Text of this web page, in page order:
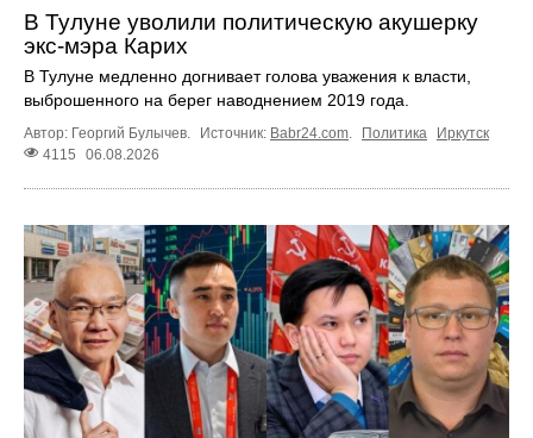
В Тулуне уволили политическую акушерку
экс-мэра Карих
В Тулуне медленно догнивает голова уважения к власти,
выброшенного на берег наводнением 2019 года.
Автор: Георгий Булычев. Источник: Babr24.com. Политика
Иркутск
4115
06.08.2026